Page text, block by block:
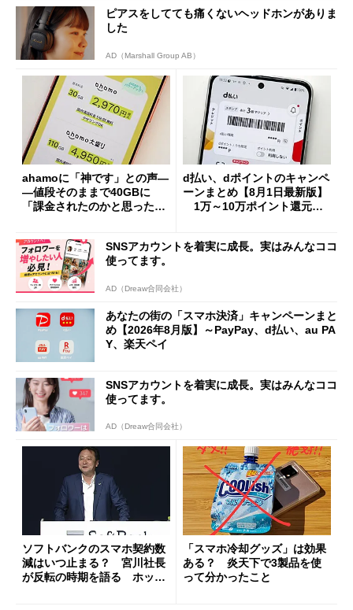
ピアスをしてても痛くないヘッドホンがありま
した
AD（Marshall Group AB）
ahamoに「神です」との声―
―値段そのままで40GBに
「課金されたのかと思った」
d払い、dポイントのキャンペ
ーンまとめ【8月1日最新版】
1万～10万ポイント還元の
SNSアカウントを着実に成長。実はみんなココ
使ってます。
AD（Dreaw合同会社）
あなたの街の「スマホ決済」キャンペーンまと
め【2026年8月版】～PayPay、d払い、au PA
Y、楽天ペイ
SNSアカウントを着実に成長。実はみんなココ
使ってます。
AD（Dreaw合同会社）
ソフトバンクのスマホ契約数
減はいつ止まる？ 宮川社長
が反転の時期を語る ホッピ
「スマホ冷却グッズ」は効果
ある？ 炎天下で3製品を使
って分かったこと